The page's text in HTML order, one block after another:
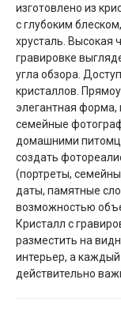
изготовлено из
с глубоким
хрусталь. Высокая
гравировке
угла обзора.
кристаллов.
элегантная форма,
семейные
домашними
создать
(портреты,
даты, памятные
возможностью
Кристалл с
разместить на
интерьер, а
действительно